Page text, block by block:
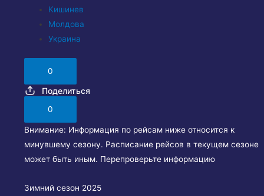
Кишинев
Молдова
Украина
0
Поделиться
0
Внимание: Информация по рейсам ниже относится к
минувшему сезону. Расписание рейсов в текущем сезоне
может быть иным. Перепроверьте информацию
Зимний сезон 2025